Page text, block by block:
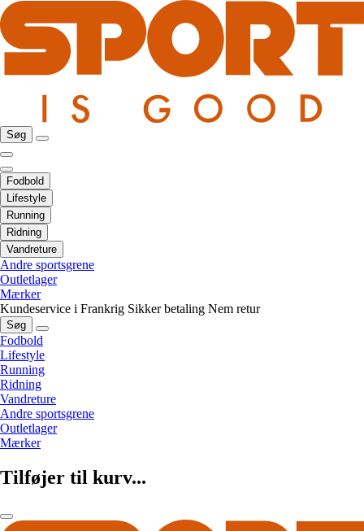
Søg
Fodbold
Lifestyle
Running
Ridning
Vandreture
Andre sportsgrene
Outletlager
Mærker
Kundeservice i Frankrig Sikker betaling Nem retur
Søg
Fodbold
Lifestyle
Running
Ridning
Vandreture
Andre sportsgrene
Outletlager
Mærker
Tilføjer til kurv...